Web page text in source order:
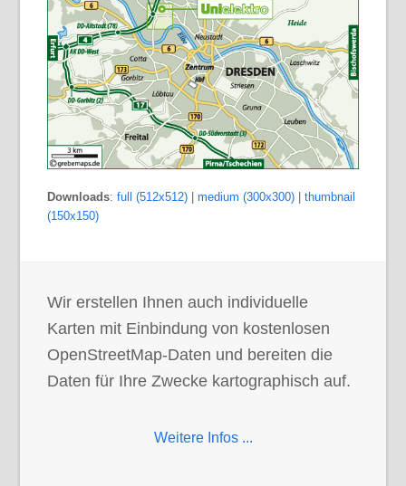
Downloads:full (512x512) |medium (300x300) |thumbnail
(150x150)
Wir erstellen Ihnen auch individuelle
Karten mit Einbindung von kostenlosen
OpenStreetMap-Daten und bereiten die
Daten für Ihre Zwecke kartographisch auf.
Weitere Infos ...